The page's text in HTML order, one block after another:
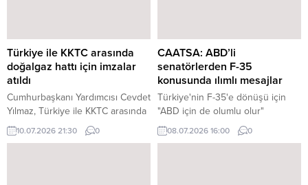
Türkiye ile KKTC arasında
doğalgaz hattı için imzalar
atıldı
Cumhurbaşkanı Yardımcısı Cevdet
Yılmaz, Türkiye ile KKTC arasında
imzalanan mutabakat kapsamında
iki ülkeyi deniz altından birbirine
10.07.2026 21:30 0
CAATSA: ABD’li
senatörlerden F-35
konusunda ılımlı mesajlar
Türkiye'nin F-35'e dönüşü için
"ABD için de olumlu olur"
08.07.2026 16:00 0